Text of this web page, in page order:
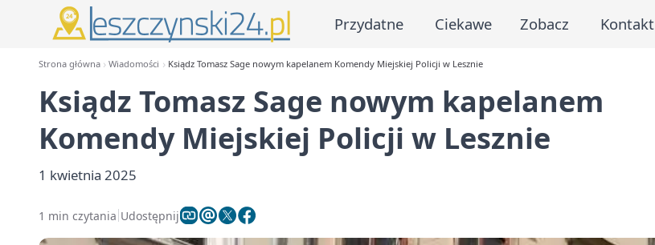
Przydatne Ciekawe Zobacz Kontakt
Strona główna Wiadomości Ksiądz Tomasz Sage nowym kapelanem Komendy Miejskiej Policji w Lesznie
Ksiądz Tomasz Sage nowym kapelanem
Komendy Miejskiej Policji w Lesznie
1 kwietnia 2025
1 min czytania Udostępnij